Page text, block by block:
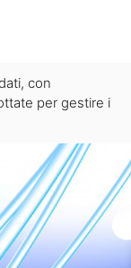
con
per gestire i